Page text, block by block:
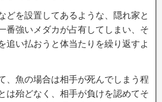
どを設置してあるような、隠れ家と
番強いメダカが占有してしまい、そ
追い払おうと体当たりを繰り返すよ
、魚の場合は相手が死んでしまう程
は殆どなく、相手が負けを認めてそ